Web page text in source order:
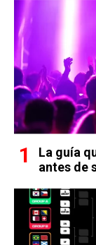
La guía
antes de